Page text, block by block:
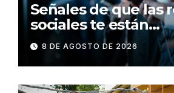
Señales de que las
sociales te están
consumiendo
8 DE AGOSTO DE 2026